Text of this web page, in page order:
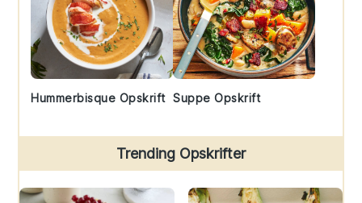
Hummerbisque Opskrift Suppe Opskrift
Trending Opskrifter